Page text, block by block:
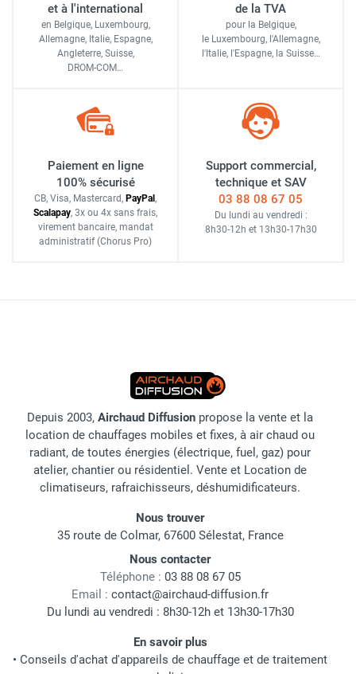
et à l'international
en Belgique, Luxembourg,
Allemagne, Italie, Espagne,
Angleterre, Suisse,
DROM-COM…
de la TVA
pour la Belgique,
le Luxembourg, l'Allemagne,
l'Italie, l'Espagne, la Suisse…
Paiement en ligne
100% sécurisé
CB, Visa, Mastercard, PayPal ,
Scalapay, 3x ou 4x sans frais,
virement bancaire, mandat
administratif (Chorus Pro)
Support commercial,
technique et SAV
03 88 08 67 05
Du lundi au vendredi :
8h30-12h et 13h30-17h30
Depuis 2003, Airchaud Diffusion propose la vente et la
location de chauffages mobiles et fixes, à air chaud ou
radiant, de toutes énergies (électrique, fuel, gaz) pour
atelier, chantier ou résidentiel. Vente et Location de
climatiseurs, rafraichisseurs, déshumidificateurs.
Nous trouver
35 route de Colmar, 67600 Sélestat, France
Nous contacter
Téléphone : 03 88 08 67 05
Email : contact@airchaud-diffusion.fr
Du lundi au vendredi : 8h30-12h et 13h30-17h30
En savoir plus
• Conseils d'achat d'appareils de chauffage et de traitement